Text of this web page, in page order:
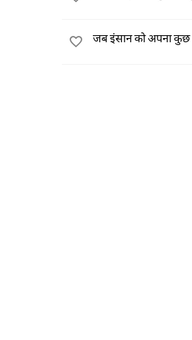
जब इंसान को अपना